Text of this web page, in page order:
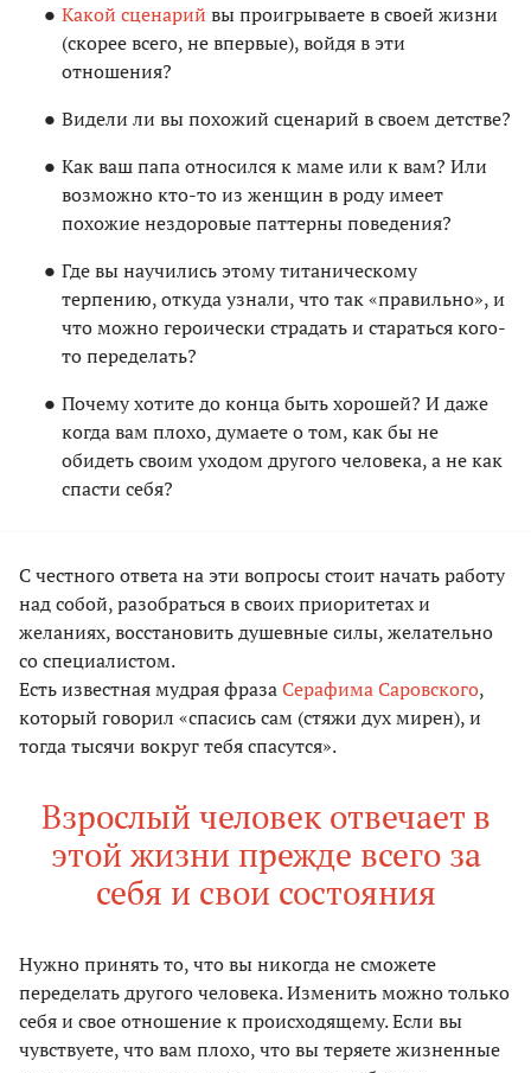
Какой сценарий вы проигрываете в своей жизни
(скорее всего, не впервые), войдя в эти
отношения?
Видели ли вы похожий сценарий в своем детстве?
Как ваш папа относился к маме или к вам? Или
возможно кто-то из женщин в роду имеет
похожие нездоровые паттерны поведения?
Где вы научились этому титаническому
терпению, откуда узнали, что так «правильно», и
что можно героически страдать и стараться кого-
то переделать?
Почему хотите до конца быть хорошей? И даже
когда вам плохо, думаете о том, как бы не
обидеть своим уходом другого человека, а не как
спасти себя?
С честного ответа на эти вопросы стоит начать работу
над собой, разобраться в своих приоритетах и
желаниях, восстановить душевные силы, желательно
со специалистом.
Есть известная мудрая фразаСерафима Саровского,
который говорил «спасись сам (стяжи дух мирен), и
тогда тысячи вокруг тебя спасутся».
Взрослый человек отвечает в
этой жизни прежде всего за
себя и свои состояния
Нужно принять то, что вы никогда не сможете
переделать другого человека. Изменить можно только
себя и свое отношение к происходящему. Если вы
чувствуете, что вам плохо, что вы теряете жизненные